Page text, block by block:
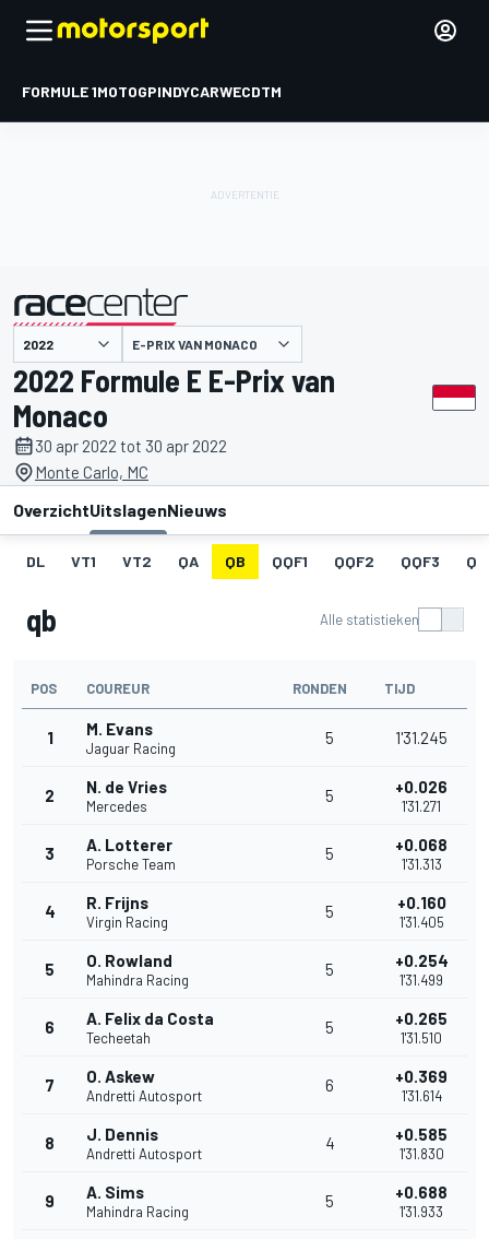
FORMULE 1MOTOGPINDYCARWECDTM
gepresenteerd door E-PRIX VAN MONACO
2022 Formule E E-Prix van
Monaco
30 apr 2022 tot 30 apr 2022
Monte Carlo, MC
OverzichtUitslagenNieuws
DL VT1 VT2 QA QB QQF1 QQF2 QQF3
qb Alle statistieken
POS COUREUR RONDEN TIJD
1 M. Evans
Jaguar Racing
5 1'31.245
2 N. de Vries
Mercedes
5 +0.026
1'31.271
3 A. Lotterer
Porsche Team
5 +0.068
1'31.313
4 R. Frijns
Virgin Racing
5 +0.160
1'31.405
5 O. Rowland
Mahindra Racing
5 +0.254
1'31.499
6 A. Felix da Costa
Techeetah
5 +0.265
1'31.510
7 O. Askew
Andretti Autosport
6 +0.369
1'31.614
8 J. Dennis
Andretti Autosport
4 +0.585
1'31.830
9 A. Sims
Mahindra Racing
5 +0.688
1'31.933